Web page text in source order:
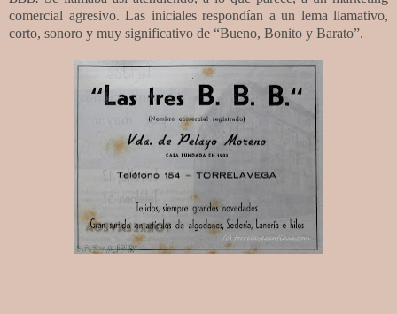
comercial agresivo. Las iniciales respondían a un lema llamativo,
corto, sonoro y muy significativo de “Bueno, Bonito y Barato”.